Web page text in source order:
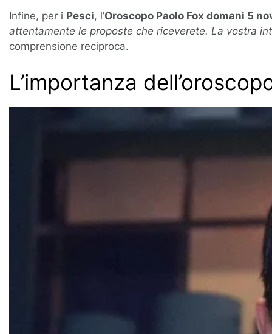
Infine, per i Pesci, l’Oroscopo Paolo Fox domani 5
attentamente le proposte che riceverete. La vostra
comprensione reciproca.
L’importanza